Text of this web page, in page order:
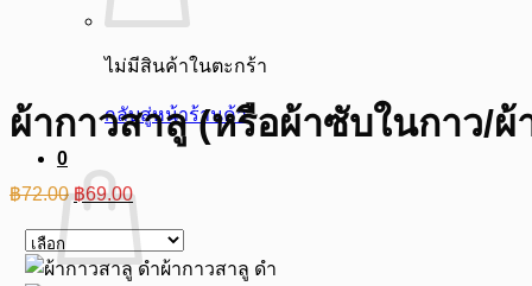
ไม่มีสินค้าในตะกร้า
กลับสู่หน้าร้านค้า
0
ผ้ากาวสาลู (หรือผ้าซับในกาว/
฿72.00 Original
price
was:
฿72.00.
฿69.00Current
price
is:
฿69.00.
ผ้ากาวสาลู ดำ